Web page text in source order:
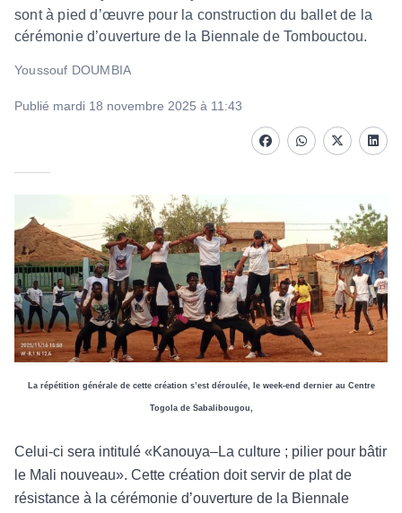
sont à pied d’œuvre pour la construction du ballet de la
cérémonie d’ouverture de la Biennale de Tombouctou.
Youssouf DOUMBIA
Publié mardi 18 novembre 2025 à 11:43
FacebookwhatsappTwitter
La répétition générale de cette création s’est déroulée, le week-end dernier au Centre
Togola de Sabalibougou,
Celui-ci sera intitulé «Kanouya–La culture ; pilier pour bâtir
le Mali nouveau». Cette création doit servir de plat de
résistance à la cérémonie d’ouverture de la Biennale